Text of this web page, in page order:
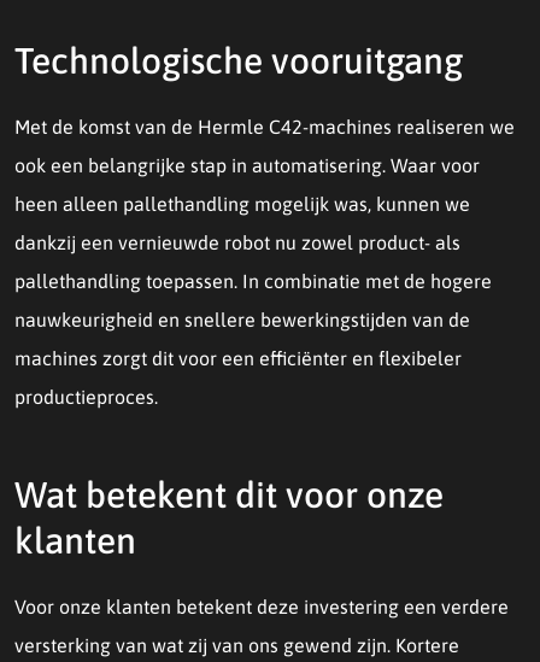
Technologische vooruitgang
Met de komst van de Hermle C42-machines realiseren we
ook een belangrijke stap in automatisering. Waar voor
heen alleen pallethandling mogelijk was, kunnen we
dankzij een vernieuwde robot nu zowel product- als
pallethandling toepassen. In combinatie met de hogere
nauwkeurigheid en snellere bewerkingstijden van de
machines zorgt dit voor een efficiënter en flexibeler
productieproces.
Wat betekent dit voor onze
klanten
Voor onze klanten betekent deze investering een verdere
versterking van wat zij van ons gewend zijn. Kortere